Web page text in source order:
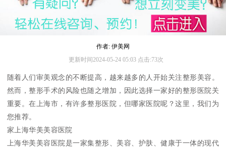
作者: 伊美网
更新时间2024-05-24 05:03 点击:73次
随着人们审美观念的不断提高，越来越多的人开始关注整形美容。
然而，整形手术的风险也随之增加，因此选择一家好的整形医院关
重要。在上海市，有许多整形医院，但哪家医院呢？这里，我们为
您推荐。
家上海华美美容医院
上海华美美容医院是一家集整形、美容、护肤、健康于一体的现代